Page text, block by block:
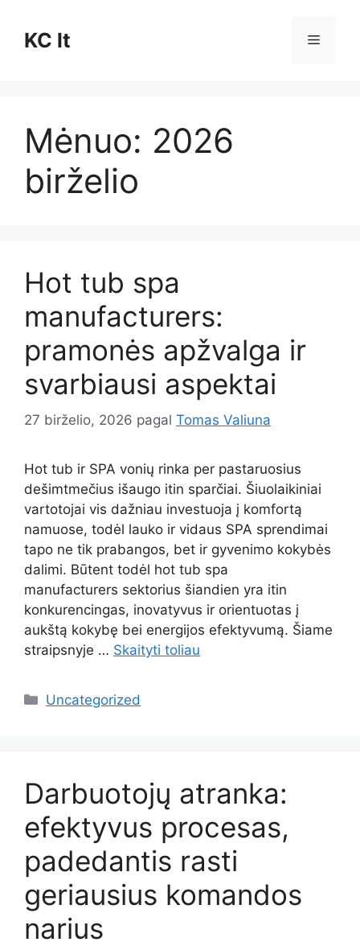
turinioKC lt Meniu
Mėnuo: 2026
birželio
Hot tub spa
manufacturers:
pramonės apžvalga ir
svarbiausi aspektai
27 birželio, 2026 pagal Tomas Valiuna
Hot tub ir SPA vonių rinka per pastaruosius
dešimtmečius išaugo itin sparčiai. Šiuolaikiniai
vartotojai vis dažniau investuoja į komfortą
namuose, todėl lauko ir vidaus SPA sprendimai
tapo ne tik prabangos, bet ir gyvenimo kokybės
dalimi. Būtent todėl hot tub spa
manufacturers sektorius šiandien yra itin
konkurencingas, inovatyvus ir orientuotas į
aukštą kokybę bei energijos efektyvumą. Šiame
straipsnyje … Skaityti toliau
Kategorijos
Uncategorized
Darbuotojų atranka:
efektyvus procesas,
padedantis rasti
geriausius komandos
narius